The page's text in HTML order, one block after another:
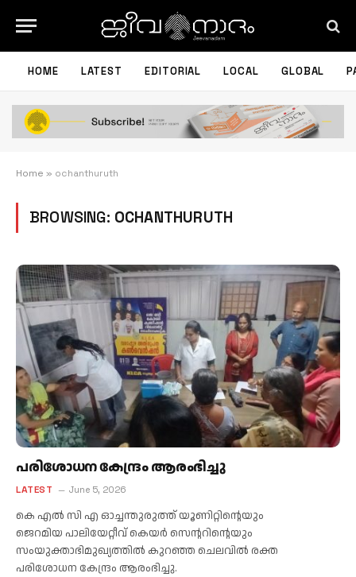
HOME LATEST EDITORIAL LOCAL GLOBAL
Home » ochanthuruth
BROWSING: OCHANTHURUTH
പരിശോധന കേന്ദ്രം ആരംഭിച്ചു
LATEST June 5, 2026
കെ എൽ സി എ ഓച്ചന്തുരുത്ത് യൂണിറ്റിന്റെയും
ജെറമിയ പാലിയേറ്റീവ് കെയർ സെന്ററിന്റെയും
സംയുക്താഭിമുഖ്യത്തിൽ കുറഞ്ഞ ചെലവിൽ രക്ത
പരിശോധന കേന്ദ്രം ആരംഭിച്ചു.